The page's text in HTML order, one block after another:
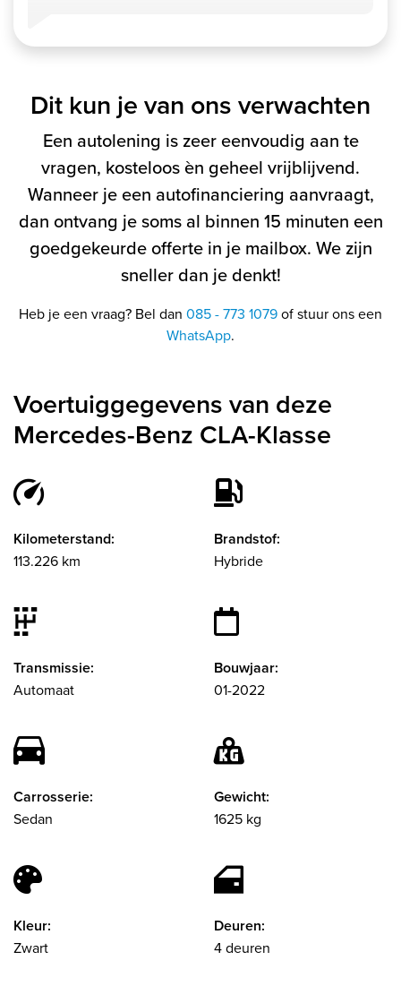
Dit kun je van ons verwachten
Een autolening is zeer eenvoudig aan te
vragen, kosteloos èn geheel vrijblijvend.
Wanneer je een autofinanciering aanvraagt,
dan ontvang je soms al binnen 15 minuten een
goedgekeurde offerte in je mailbox. We zijn
sneller dan je denkt!
Heb je een vraag? Bel dan 085 - 773 1079of stuur ons een
WhatsApp.
Voertuiggegevens van deze
Mercedes-Benz CLA-Klasse
Kilometerstand:
113.226 km
Brandstof:
Hybride
Transmissie:
Automaat
Bouwjaar:
01-2022
Carrosserie:
Sedan
Gewicht:
1625 kg
Kleur:
Zwart
Deuren:
4 deuren